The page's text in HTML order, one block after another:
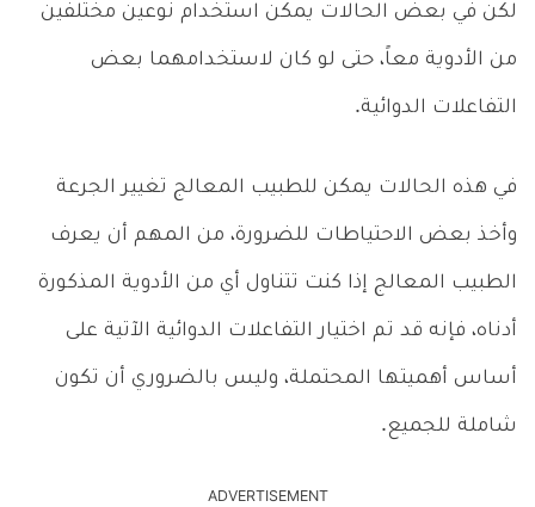
لكن في بعض الحالات يمكن استخدام نوعين مختلفين
من الأدوية معاً، حتى لو كان لاستخدامهما بعض
التفاعلات الدوائية.
في هذه الحالات يمكن للطبيب المعالج تغيير الجرعة
وأخذ بعض الاحتياطات للضرورة، من المهم أن يعرف
الطبيب المعالج إذا كنت تتناول أي من الأدوية المذكورة
أدناه، فإنه قد تم اختيار التفاعلات الدوائية الآتية على
أساس أهميتها المحتملة، وليس بالضروري أن تكون
شاملة للجميع.
ADVERTISEMENT